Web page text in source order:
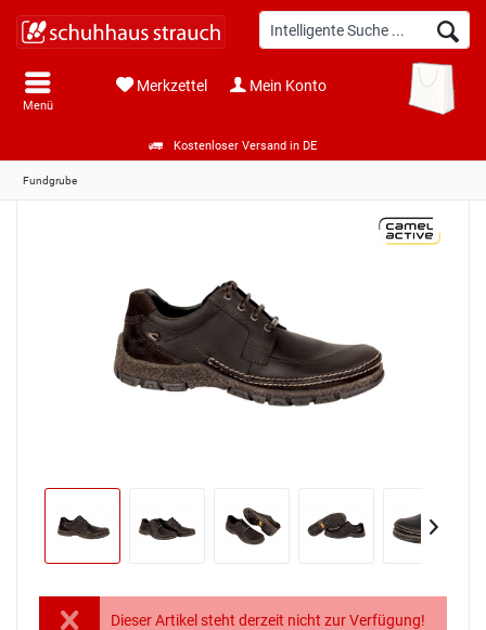
Kostenloser Versand in DE
Menü
Merkzettel Mein Konto
Fundgrube
Dieser Artikel steht derzeit nicht zur Verfügung!